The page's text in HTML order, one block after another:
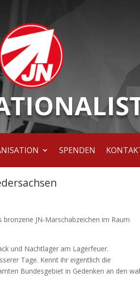
SPENDEN
JN-Marschabzeichen im Raum
und Nachtlager am Lagerfeuer.
Tage. Kennt ihr eigentlich die
Bundesgebiet in Gedenken an den